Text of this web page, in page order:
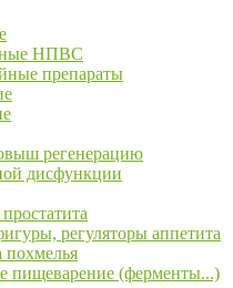
НПВС
препараты
регенерацию
дисфункции
регуляторы аппетита
похмелья
пищеварение (ферменты...)